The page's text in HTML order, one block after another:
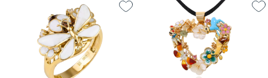
Buccellati
Bucherer
Buzio Luciano
Bvlgari
Cacharel